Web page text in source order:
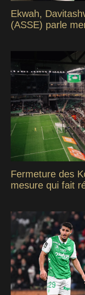
Ekwah,
(ASSE) parle
Fermeture des
mesure qui fait